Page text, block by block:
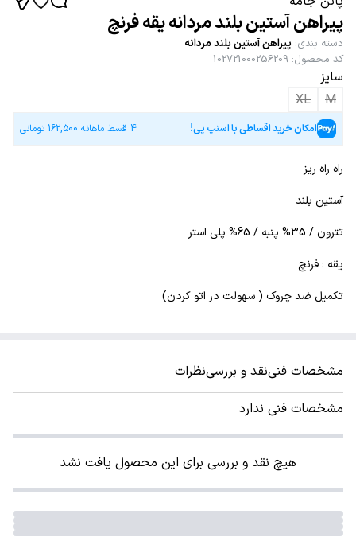
پیراهن آستین بلند مردانه یقه فرنچ
دسته بندی: پیراهن آستین بلند مردانه
کد محصول:
102721000256209
سایز
M
XL
امکان خرید اقساطی با اسنپ پی! 4 قسط ماهانه 162,500 تومانی
راه راه ریز
آستین بلند
تترون / 35% پنبه / 65% پلی استر
یقه : فرنچ
تکمیل ضد چروک ( سهولت در اتو کردن)
مشخصات فنینقد و بررسینظرات
مشخصات فنی ندارد
هیچ نقد و بررسی برای این محصول یافت نشد